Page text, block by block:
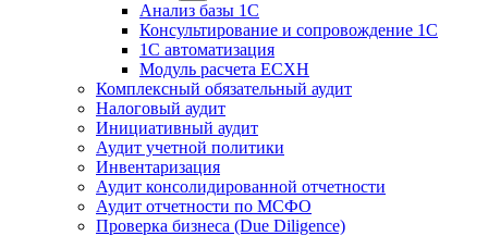
Анализ базы 1С
Консультирование и сопровождение 1С
1С автоматизация
Модуль расчета ЕСХН
Комплексный обязательный аудит
Налоговый аудит
Инициативный аудит
Аудит учетной политики
Инвентаризация
Аудит консолидированной отчетности
Аудит отчетности по МСФО
Проверка бизнеса (Due Diligence)